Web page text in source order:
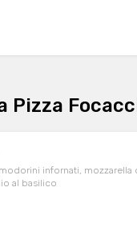
Pizza
infornati, mozzarella
al basilico